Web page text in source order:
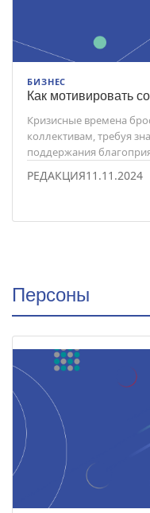
БИЗНЕС
Как мотивировать
Кризисные времена
коллективам, требуя
поддержания
РЕДАКЦИЯ11.11.2024
Персоны